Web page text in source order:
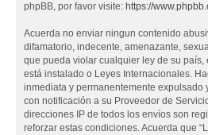
phpBB, por favor visite: https://
Acuerda no enviar ningun contenido
difamatorio, indecente, amenazante,
que pueda violar cualquier ley de su país,
está instalado o Leyes Internacionales.
inmediata y permanentemente expulsado
con notificación a su Proveedor de
direcciones IP de todos los envíos son
reforzar estas condiciones. Acuerda que